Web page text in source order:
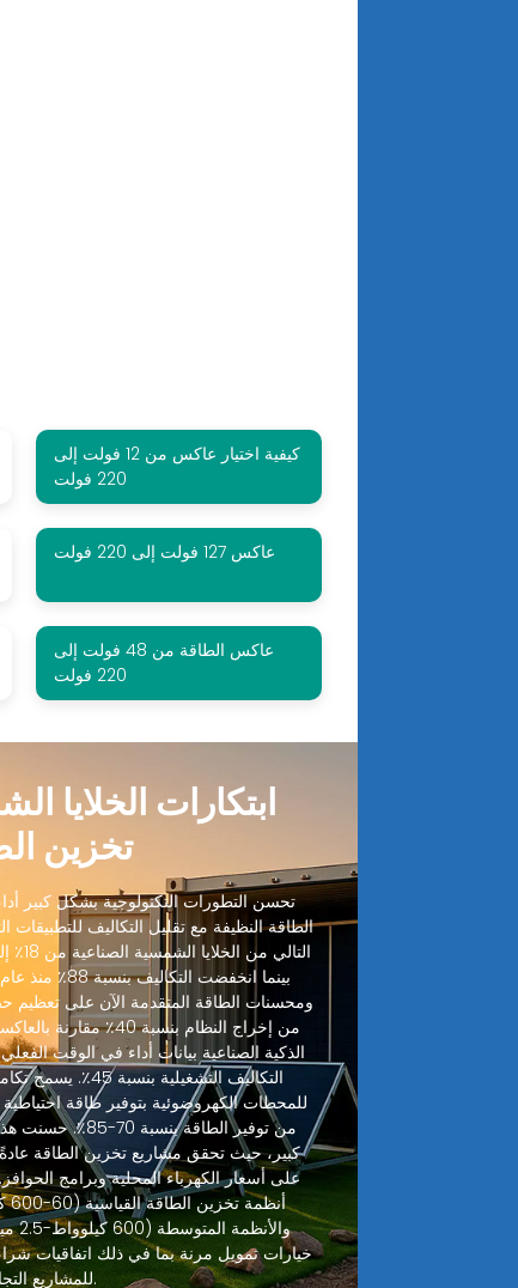
كيفية اختيار عاكس من 12 فولت إلى
220 فولت
عاكس 127 فولت إلى 220 فولت
عاكس الطاقة من 48 فولت إلى
220 فولت
ابتكارات الخلايا
تخزين
تحسن التطورات التكنولوجية بشكل كبير
الطاقة النظيفة مع تقليل التكاليف للتطبيقات
ومحسنات الطاقة المتقدمة الآن على
من إخراج النظام بنسبة
الذكية الصناعية بيانات أداء في الوقت الفعلي
التكاليف
للمحطات الكهروضوئية بتوفير طاقة
من توفير الطاقة
على أسعار الكهرباء المحلية وبرامج
خيارات تمويل مرنة بما في ذلك اتفاقيات
للمشاريع التجارية.